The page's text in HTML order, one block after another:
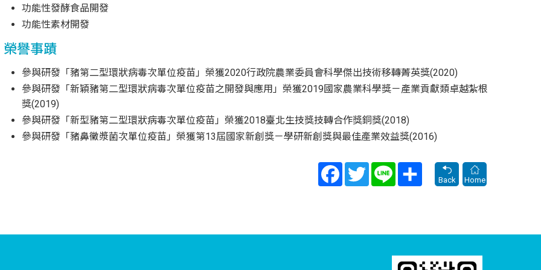
功能性發酵食品開發
功能性素材開發
榮譽事蹟
參與研發「豬第二型環狀病毒次單位疫苗」榮獲2020行政院農業委員會科學傑出技術移轉菁英獎(2020)
參與研發「新穎豬第二型環狀病毒次單位疫苗之開發與應用」榮獲2019國家農業科學獎－產業貢獻類卓越紮根
獎(2019)
參與研發「新型豬第二型環狀病毒次單位疫苗」榮獲2018臺北生技獎技轉合作獎銅獎(2018)
參與研發「豬鼻黴漿菌次單位疫苗」榮獲第13屆國家新創獎－學研新創獎與最佳產業效益獎(2016)
FacebookTwitter Line
Share
Back
Home